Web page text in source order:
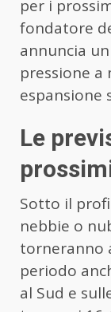
per i
fondatore
annuncia
pressione
espansione
Le
Sotto il
nebbie o
torneranno
periodo
al Sud e